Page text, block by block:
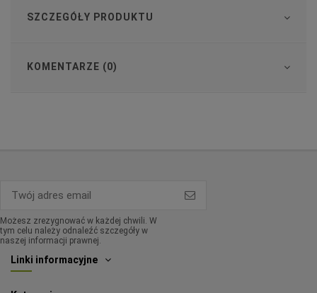
SZCZEGÓŁY PRODUKTU
KOMENTARZE (0)
Możesz zrezygnować w każdej chwili. W
tym celu należy odnaleźć szczegóły w
naszej informacji prawnej.
Linki informacyjne